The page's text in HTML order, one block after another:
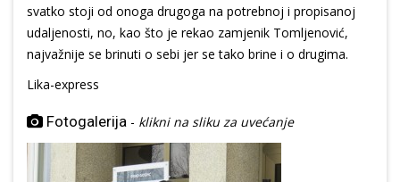
svatko stoji od onoga drugoga na potrebnoj i propisanoj
udaljenosti, no, kao što je rekao zamjenik Tomljenović,
najvažnije se brinuti o sebi jer se tako brine i o drugima.
Lika-express
Fotogalerija - klikni na sliku za uvećanje